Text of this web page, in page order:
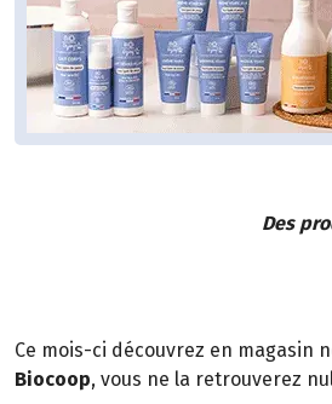
Des
Ce mois-ci découvrez en magasin
Biocoop, vous ne la retrouverez